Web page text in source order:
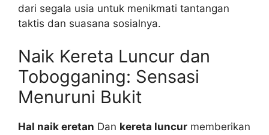
dari segala usia untuk menikmati tantangan
taktis dan suasana sosialnya.
Naik Kereta Luncur dan
Tobogganing: Sensasi
Menuruni Bukit
Hal naik eretan Dan kereta luncur memberikan